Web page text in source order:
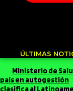
ÚLTIMAS
Ministerio de
país en autogestión
clasifica al